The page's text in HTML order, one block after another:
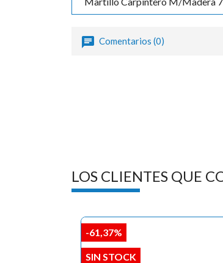
Comentarios (0)
LOS CLIENTES QUE
-61,37%
SIN STOCK